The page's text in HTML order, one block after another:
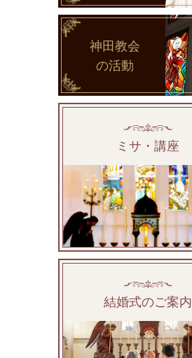
神田教会
の活動
ミサ・講座
結婚式のご案内